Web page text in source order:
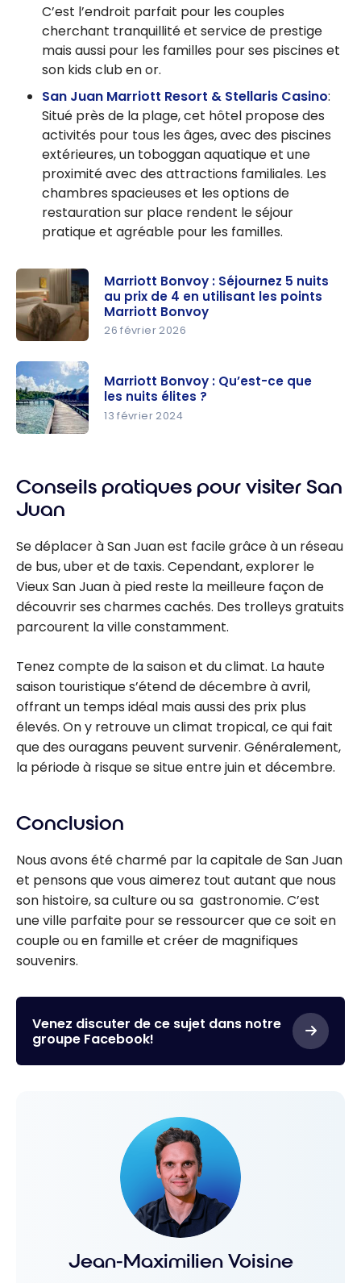
C’est l’endroit parfait pour les couples
cherchant tranquillité et service de prestige
mais aussi pour les familles pour ses piscines et
son kids club en or.
San Juan Marriott Resort & Stellaris Casino:
Situé près de la plage, cet hôtel propose des
activités pour tous les âges, avec des piscines
extérieures, un toboggan aquatique et une
proximité avec des attractions familiales. Les
chambres spacieuses et les options de
restauration sur place rendent le séjour
pratique et agréable pour les familles.
Bonvoy :
Séjournez 5
nuits au
prix de 4
Marriott
Bonvoy
Marriott Bonvoy : Séjournez 5 nuits
au prix de 4 en utilisant les points
Marriott Bonvoy
26 février 2026
Qu’est-ce
que les
élites ?
Marriott Bonvoy : Qu’est-ce que
les nuits élites ?
13 février 2024
Conseils pratiques pour visiter San
Juan
Se déplacer à San Juan est facile grâce à un réseau
de bus, uber et de taxis. Cependant, explorer le
Vieux San Juan à pied reste la meilleure façon de
découvrir ses charmes cachés. Des trolleys gratuits
parcourent la ville constamment.
Tenez compte de la saison et du climat. La haute
saison touristique s’étend de décembre à avril,
offrant un temps idéal mais aussi des prix plus
élevés. On y retrouve un climat tropical, ce qui fait
que des ouragans peuvent survenir. Généralement,
la période à risque se situe entre juin et décembre.
Conclusion
Nous avons été charmé par la capitale de San Juan
et pensons que vous aimerez tout autant que nous
son histoire, sa culture ou sa gastronomie. C’est
une ville parfaite pour se ressourcer que ce soit en
couple ou en famille et créer de magnifiques
souvenirs.
Venez discuter de ce sujet dans notre
groupe Facebook!
Jean-Maximilien Voisine